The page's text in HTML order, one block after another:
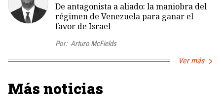
De antagonista a aliado: la maniobra del
régimen de Venezuela para ganar el
favor de Israel
Por: Arturo McFields
Ver más
Más noticias